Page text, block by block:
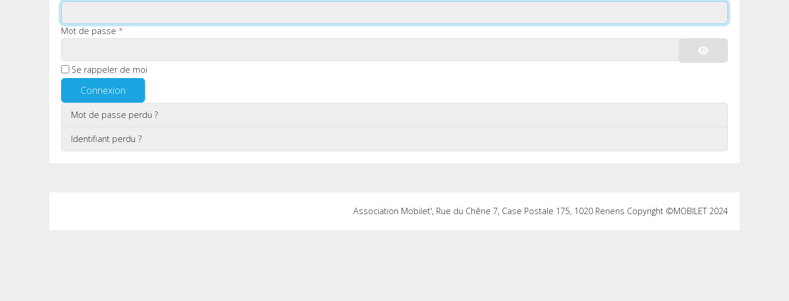
Mot de passe *
Afficher le mot de
Se rappeler de moi
Connexion
Mot de passe perdu ?
Identifiant perdu ?
Association Mobilet', Rue du Chêne 7, Case Postale 175, 1020 Renens Copyright ©MOBILET 2024